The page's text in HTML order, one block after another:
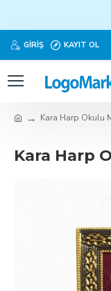
GIRIŞ KAYIT OL
Kara Harp Okulu
Kara Harp